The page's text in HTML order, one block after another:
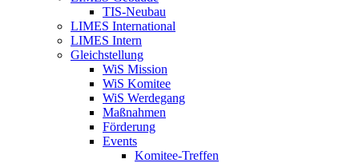
TIS-Neubau
LIMES International
LIMES Intern
Gleichstellung
WiS Mission
WiS Komitee
WiS Werdegang
Maßnahmen
Förderung
Events
Komitee-Treffen